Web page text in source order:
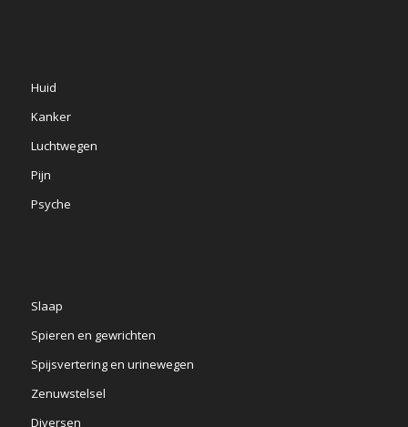
Huid
Kanker
Luchtwegen
Pijn
Psyche
Slaap
Spieren en gewrichten
Spijsvertering en urinewegen
Zenuwstelsel
Diversen